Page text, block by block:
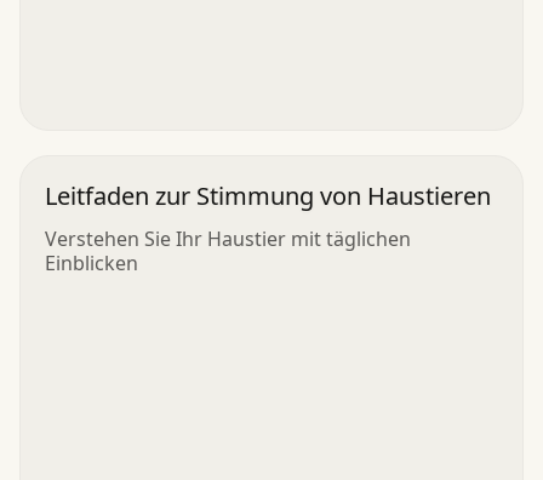
Leitfaden zur Stimmung von Haustieren
Verstehen Sie Ihr Haustier mit täglichen
Einblicken